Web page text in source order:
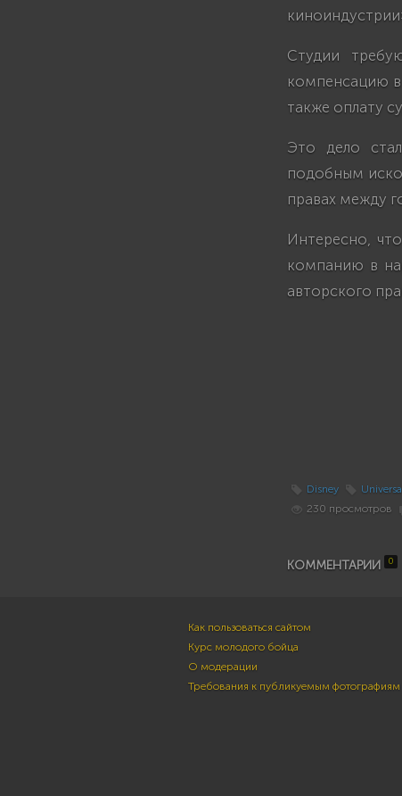
Студии
компенсацию в
также оплату
Это дело
подобным
правах между
Интересно,
компанию в
авторского
Disney
230 просмотров
КОММЕНТАРИИ 0
Как пользоваться сайтом
Курс молодого бойца
О модерации
Требования к публикуемым фотографиям